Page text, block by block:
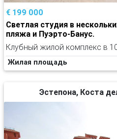
€ 199 000
Светлая студия в
пляжа и Пуэрто-Банус.
Клубный жилой комплекс в
Жилая площадь
Эстепона, Коста